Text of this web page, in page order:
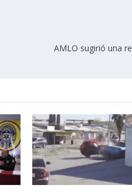
AMLO sugirió una